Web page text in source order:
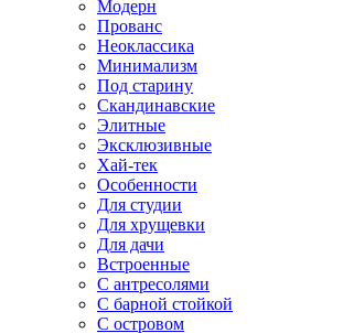
Модерн
Прованс
Неоклассика
Минимализм
Под старину
Скандинавские
Элитные
Эксклюзивные
Хай-тек
Особенности
Для студии
Для хрущевки
Для дачи
Встроенные
С антресолями
С барной стойкой
С островом